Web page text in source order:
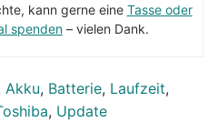
kann gerne eine Tasse oder
spenden – vielen Dank.
Akku, Batterie, Laufzeit,
, Update